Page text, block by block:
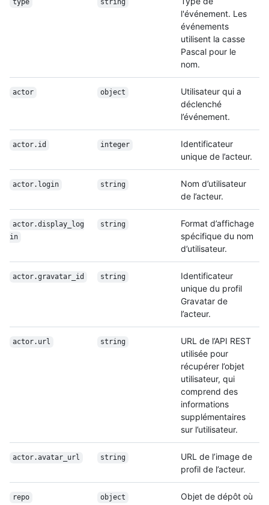
type string
l'événement. Les
événements
utilisent la casse
Pascal pour le
nom.
actor object
Utilisateur qui a
déclenché
l’événement.
actor.id integer
Identificateur
unique de l’acteur.
actor.login string
Nom d’utilisateur
de l’acteur.
actor.display_log
in
string
Format d’affichage
spécifique du nom
d’utilisateur.
actor.gravatar_id string
Identificateur
unique du profil
Gravatar de
l’acteur.
actor.url string
URL de l’API REST
utilisée pour
récupérer l’objet
utilisateur, qui
comprend des
informations
supplémentaires
sur l’utilisateur.
actor.avatar_url string
URL de l’image de
profil de l’acteur.
repo object
Objet de dépôt où